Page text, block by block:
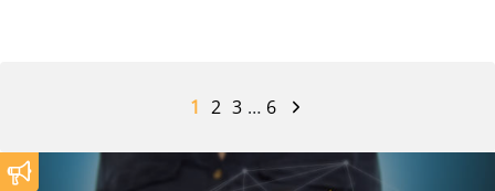
1 2 3 … 6